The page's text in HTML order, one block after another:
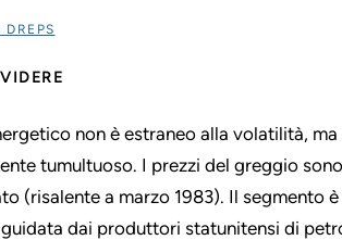
DREPS
non è estraneo alla volatilità,
tumultuoso. I prezzi del greggio
(risalente a marzo 1983). Il segmento
dai produttori statunitensi di